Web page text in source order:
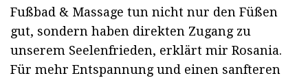
Fußbad & Massage tun nicht nur den Füßen
gut, sondern haben direkten Zugang zu
unserem Seelenfrieden, erklärt mir Rosania.
Für mehr Entspannung und einen sanfteren